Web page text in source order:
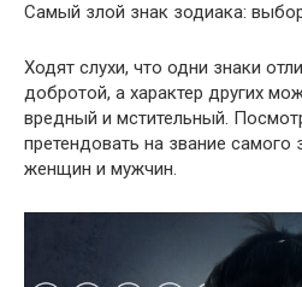
Самый злой знак зодиака:
Ходят слухи, что одни знаки
добротой, а характер других
вредный и мстительный.
претендовать на звание самого
женщин и мужчин.